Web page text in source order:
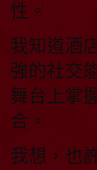
性。
我知道酒
強的社交
舞台上掌
合。
我想，也